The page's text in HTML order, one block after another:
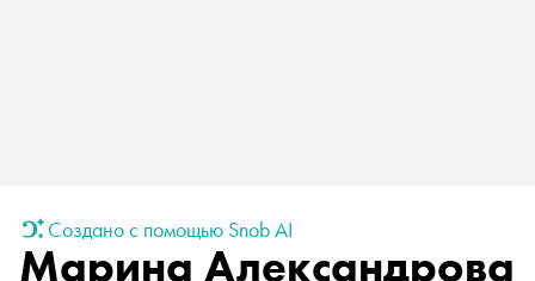
Создано с помощью Snob AI
Марина Александрова